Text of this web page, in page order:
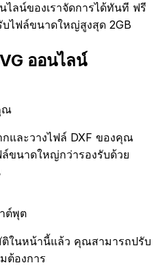
ลน์ของเราจัดการได้ทันที ฟรี
บไฟล์ขนาดใหญ่สูงสุด 2GB
ออนไลน์
ณ
และวางไฟล์ DXF ของคุณ
ขนาดใหญ่กว่ารองรับด้วย
ต์พุต
ติในหน้านี้แล้ว คุณสามารถปรับ
ต้องการ